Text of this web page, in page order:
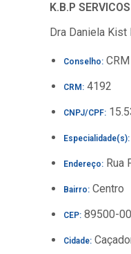
K.B.P
Dra Daniela Kist
Conselho: CRM
CRM: 4192
CNPJ/CPF:
Especialidade(s):
Endereço: Rua
Bairro: Centro
CEP: 89500-
Cidade: